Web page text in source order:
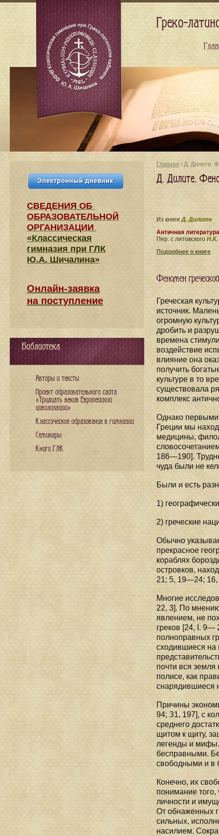
Главная / Д. Дилите.
Д. Дилите.
Из книгиД. Дилите
Античная литература
Пер. с литовского Н.К.
Подробнее о книге
Феномен
Греческая
источник.
огромную
дробить и
времена
воздействие
влияние она
получить
культуре в то
существовала
комплекс
Однако первыми
Греции мы
медицины,
186—190].
чуда были не
Были и есть
1)
2) греческие
Обычно
прекрасное
кораблях
островков,
21; 5, 19—24;
Многие
22, 3]. По
явлением, не
греков [24, I. 9—
полноправных
сходившиеся на
почти вся
полисе, как
снарядившиеся
Причины
94; З1, 197], с
среднего
щитом к щиту,
легенды и мифы.
бесправными.
свободными и в
Конечно, их
понимание того,
личности и
От обнаженных
сильных,
насилием.
СВЕДЕНИЯ​ ОБ
ОБРАЗОВАТЕЛЬНОЙ
ОРГАНИЗАЦИИ
«Классическая
гимназия при ГЛК
Ю.А. Шичалина»
Онлайн-заявка
на поступление
Библиотека
Авторы и тексты
Проект образовательного сайта
«Тридцать веков Европейской
цивилизации»
Классическое образование в гимназии
Семинары
Книги ГЛК
Греко-